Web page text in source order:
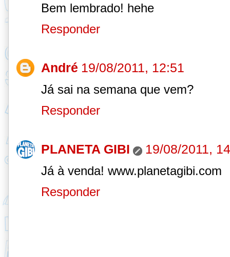
Bem lembrado! hehe
Responder
André 19/08/2011, 12:51
Já sai na semana que vem?
Responder
PLANETA GIBI 19/08/2011,
Já à venda! www.planetagibi.com
Responder